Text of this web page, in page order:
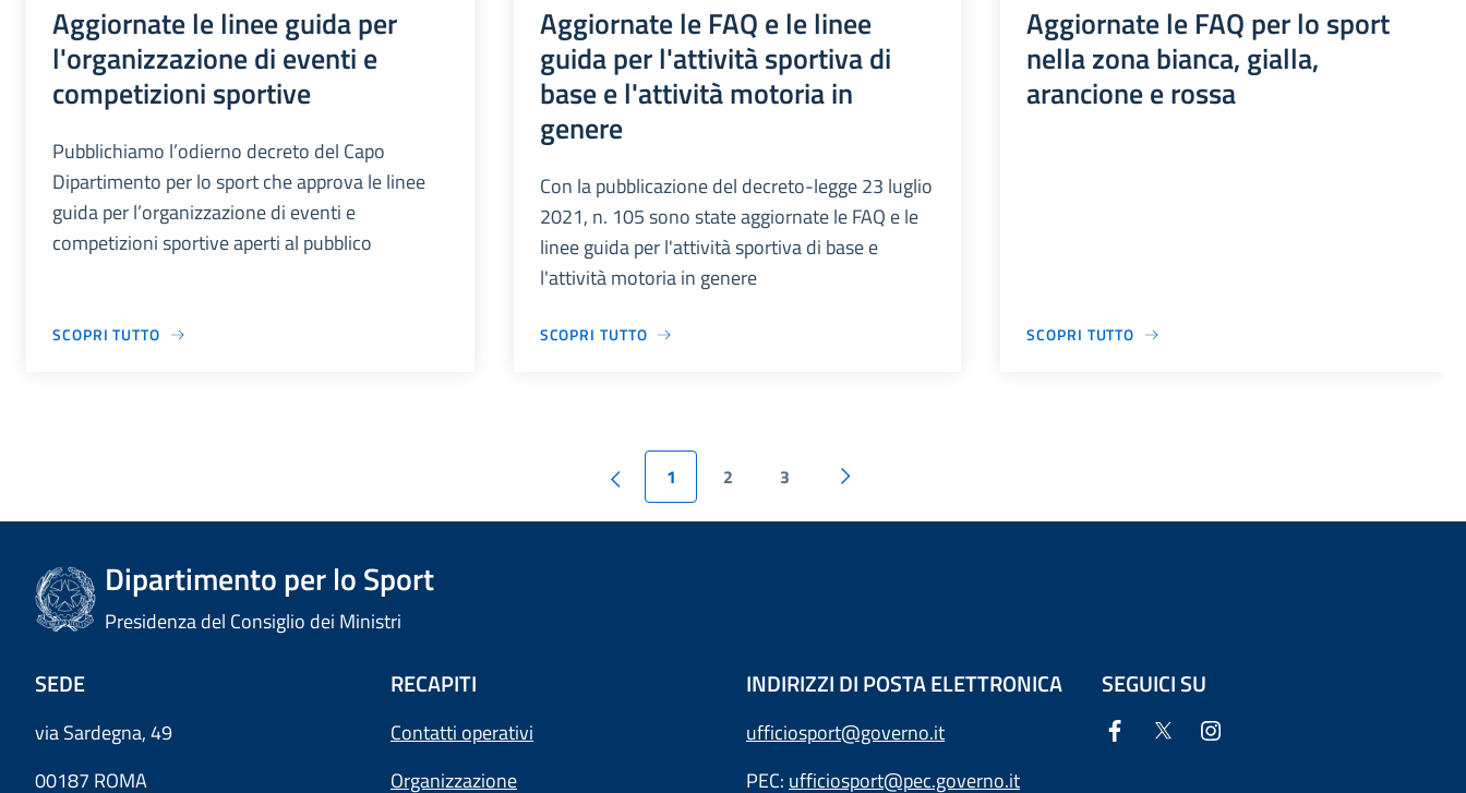
Aggiornate le linee guida per
l'organizzazione di eventi e
competizioni sportive
Pubblichiamo l’odierno decreto del Capo
Dipartimento per lo sport che approva le linee
guida per l’organizzazione di eventi e
competizioni sportive aperti al pubblico
SCOPRI TUTTO
Aggiornate le FAQ e le linee
guida per l'attività sportiva di
base e l'attività motoria in
genere
Con la pubblicazione del decreto-legge 23 luglio
2021, n. 105 sono state aggiornate le FAQ e le
linee guida per l'attività sportiva di base e
l'attività motoria in genere
SCOPRI TUTTO
Aggiornate le FAQ per lo sport
nella zona bianca, gialla,
arancione e rossa
SCOPRI TUTTO
1 2 3
Dipartimento per lo Sport
Presidenza del Consiglio dei Ministri
SEDE
via Sardegna, 49
00187 ROMA
RECAPITI
Contatti operativi
Organizzazione
INDIRIZZI DI POSTA ELETTRONICA
ufficiosport@governo.it
PEC: ufficiosport@pec.governo.it
SEGUICI SU